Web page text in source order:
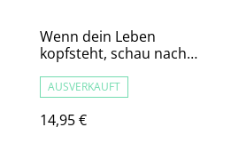
Wenn dein Leben
kopfsteht, schau nach
AUSVERKAUFT
14,95 €